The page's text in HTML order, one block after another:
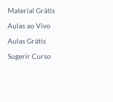
Material Grátis
Aulas ao Vivo
Aulas Grátis
Sugerir Curso